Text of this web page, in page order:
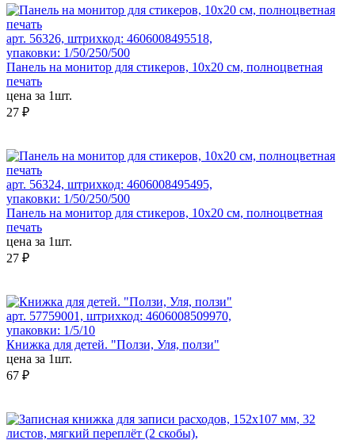
арт. 56326, штрихкод: 4606008495518,
упаковки: 1/50/250/500
Панель на монитор для стикеров, 10х20 см, полноцветная
печать
цена за 1шт.
27 ₽
арт. 56324, штрихкод: 4606008495495,
упаковки: 1/50/250/500
Панель на монитор для стикеров, 10х20 см, полноцветная
печать
цена за 1шт.
27 ₽
арт. 57759001, штрихкод: 4606008509970,
упаковки: 1/5/10
Книжка для детей. "Ползи, Уля, ползи"
цена за 1шт.
67 ₽